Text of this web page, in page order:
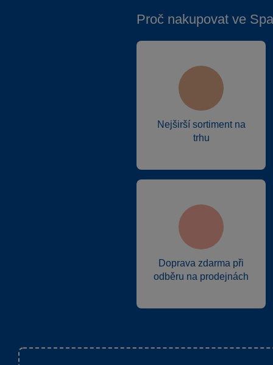
Proč nakupovat ve
Nejširší sortiment na
trhu
Doprava zdarma při
odběru na prodejnách